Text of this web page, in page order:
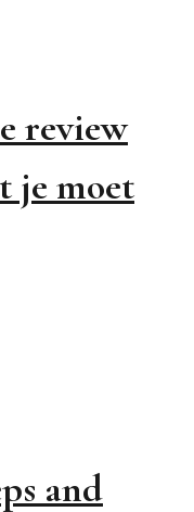
review
je moet
and